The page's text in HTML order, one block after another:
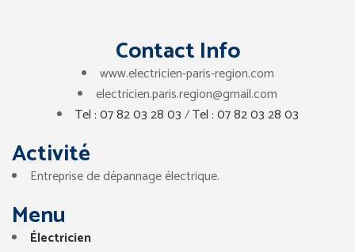
Contact Info
www.electricien-paris-region.com
electricien.paris.region@gmail.com
Tel : 07 82 03 28 03/Tel : 07 82 03 28 03
Activité
Entreprise de dépannage électrique.
Menu
Électricien